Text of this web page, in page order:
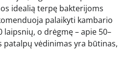
idealią terpę bakterijoms
palaikyti kambario
o drėgmę – apie 50–
patalpų vėdinimas yra būtinas,